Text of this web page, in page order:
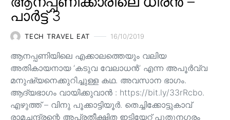
പാർട്ട് 3
TECH TRAVEL EAT 16/10/2019
ആനപ്പണിയിലെ എക്കാലത്തെയും വലിയ
അതികായനായ ‘കടുവ വേലാധൻ’ എന്ന അപൂർവ്വ
മനുഷ്യനെക്കുറിച്ചുള്ള കഥ. അവസാന ഭാഗം.
ആദ്യഭാഗം വായിക്കുവാൻ : https://bit.ly/33rRcbo.
എഴുത്ത് – വിനു പൂക്കാട്ടിയൂർ. തെച്ചിക്കോട്ടുകാവ്
രാമചന്ദ്രന്റെ അപ്രതീക്ഷിത ഇടിയേറ്റ് പുതുനഗരം